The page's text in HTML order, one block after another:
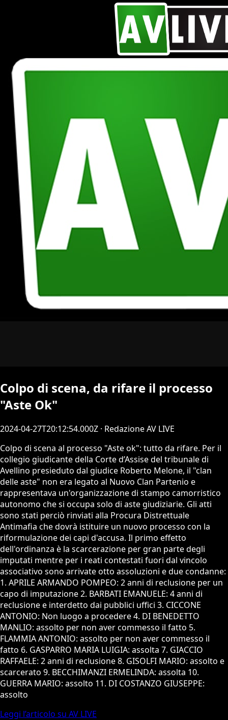
Colpo di scena, da rifare il processo
"Aste Ok"
2024-04-27T20:12:54.000Z · Redazione AV LIVE
Colpo di scena al processo "Aste ok": tutto da rifare. Per il
collegio giudicante della Corte d’Assise del tribunale di
Avellino presieduto dal giudice Roberto Melone, il "clan
delle aste" non era legato al Nuovo Clan Partenio e
rappresentava un'organizzazione di stampo camorristico
autonomo che si occupa solo di aste giudiziarie. Gli atti
sono stati perciò rinviati alla Procura Distrettuale
Antimafia che dovrà istituire un nuovo processo con la
riformulazione dei capi d'accusa. Il primo effetto
dell'ordinanza è la scarcerazione per gran parte degli
imputati mentre per i reati contestati fuori dal vincolo
associativo sono arrivate otto assoluzioni e due condanne:
1. APRILE ARMANDO POMPEO: 2 anni di reclusione per un
capo di imputazione 2. BARBATI EMANUELE: 4 anni di
reclusione e interdetto dai pubblici uffici 3. CICCONE
ANTONIO: Non luogo a procedere 4. DI BENEDETTO
MANLIO: assolto per non aver commesso il fatto 5.
FLAMMIA ANTONIO: assolto per non aver commesso il
fatto 6. GASPARRO MARIA LUIGIA: assolta 7. GIACCIO
RAFFAELE: 2 anni di reclusione 8. GISOLFI MARIO: assolto e
scarcerato 9. BECCHIMANZI ERMELINDA: assolta 10.
GUERRA MARIO: assolto 11. DI COSTANZO GIUSEPPE:
assolto
Leggi l’articolo su AV LIVE